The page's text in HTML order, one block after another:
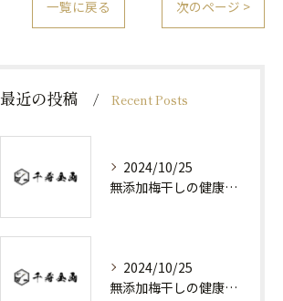
一覧に戻る 次のページ >
最近の投稿 Recent Posts
2024/10/25
無添加梅干しの健康効果と日常の取り入れ方
2024/10/25
無添加梅干しの健康効果と選び方